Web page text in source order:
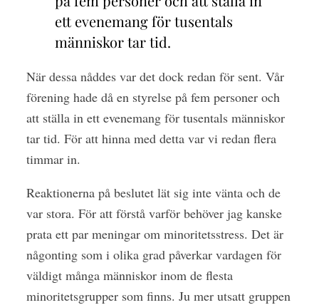
ett evenemang för tusentals
människor tar tid.
När dessa nåddes var det dock redan för sent. Vår
förening hade då en styrelse på fem personer och
att ställa in ett evenemang för tusentals människor
tar tid. För att hinna med detta var vi redan flera
timmar in.
Reaktionerna på beslutet lät sig inte vänta och de
var stora. För att förstå varför behöver jag kanske
prata ett par meningar om minoritetsstress. Det är
någonting som i olika grad påverkar vardagen för
väldigt många människor inom de flesta
minoritetsgrupper som finns. Ju mer utsatt gruppen